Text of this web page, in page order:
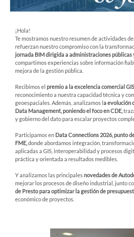
¡Hola!
Te mostramos nuestro resumen de actividades
refuerzan nuestro compromiso con la
jornada BIM dirigida a administraciones públicas
compartimos experiencias sobre información
mejora de la gestión pública.
Recibimos el premio a la excelencia comercial
reconocimiento a nuestra capacidad técnica y
geoespaciales. Además, analizamos la evolución
Data Management, poniendo el foco en CDE,
y gobierno del dato para escalar proyectos
Participamos en Data Connections 2026, punto
FME,donde abordamos integración,
aplicadas a GIS, interoperabilidad y procesos
práctica y orientada a resultados medibles.
Y analizamos las principalesnovedades de
mejorar los procesos de diseño industrial, junto
de Presto para optimizar la gestión de
económico de proyectos.